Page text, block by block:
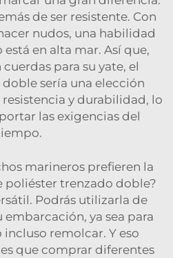
de ser resistente. Con
nudos, una habilidad
en alta mar. Así que,
para su yate, el
sería una elección
y durabilidad, lo
las exigencias del
marineros prefieren la
poliéster trenzado doble?
Podrás utilizarla de
embarcación, ya sea para
incluso remolcar. Y eso
que comprar diferentes